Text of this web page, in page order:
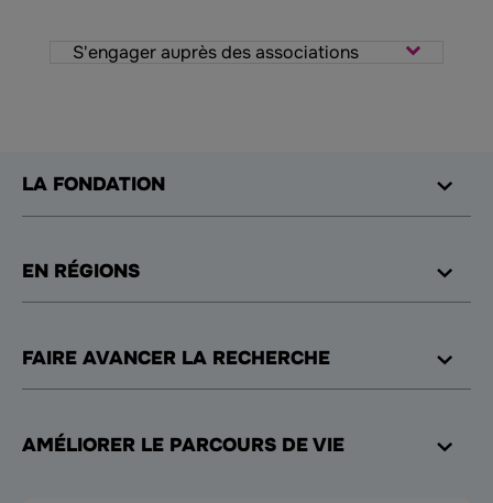
S'engager auprès des associations
LA FONDATION
EN RÉGIONS
FAIRE AVANCER LA RECHERCHE
AMÉLIORER LE PARCOURS DE VIE